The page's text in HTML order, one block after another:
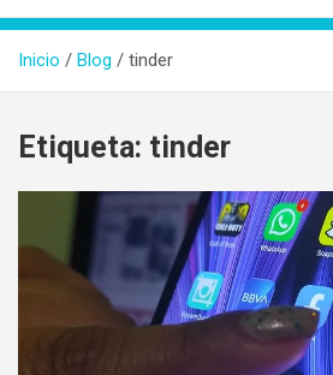
Inicio Blog tinder
Etiqueta: tinder